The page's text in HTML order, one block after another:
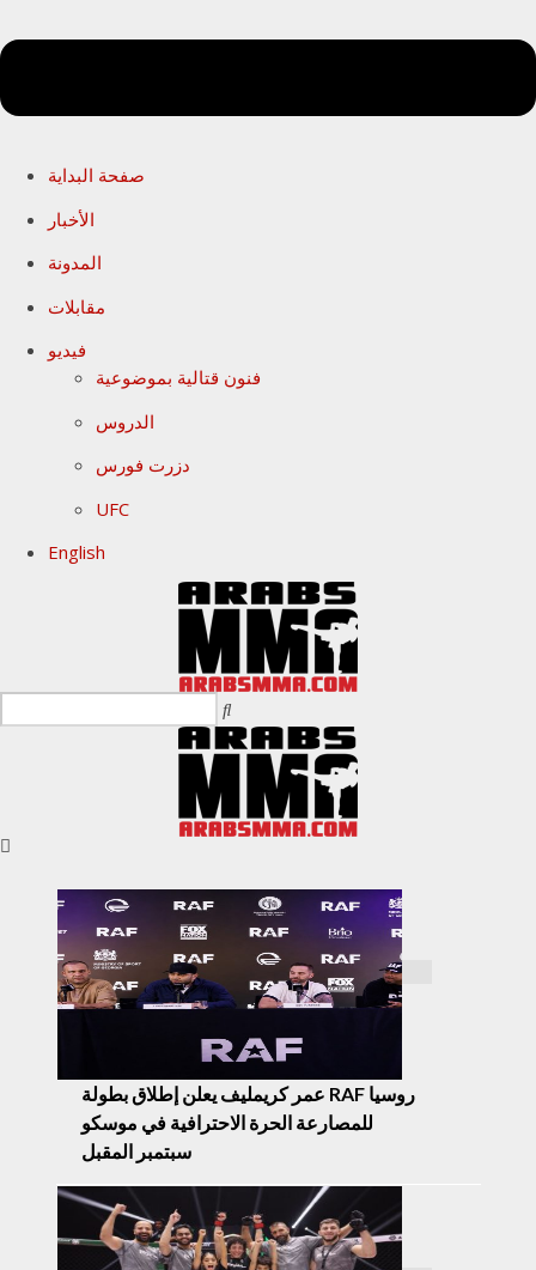
صفحة البداية
الأخبار
المدونة
مقابلات
فيديو
فنون قتالية بموضوعية
الدروس
دزرت فورس
UFC
English
عمر كريمليف يعلن إطلاق بطولة RAF روسيا
للمصارعة الحرة الاحترافية في موسكو
سبتمبر المقبل